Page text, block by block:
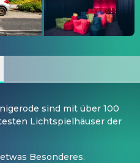
sind mit über 100
Lichtspielhäuser der
Besonderes.